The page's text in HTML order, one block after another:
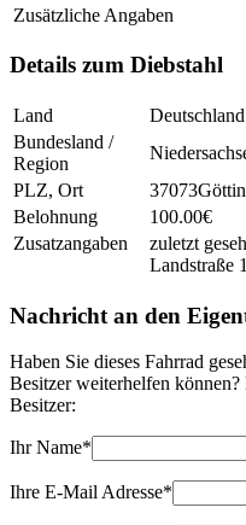
Zusätzliche Angaben
Details zum Diebstahl
Land
Deutschland
Bundesland /
Region
PLZ, Ort
Belohnung
100.00€
Zusatzangaben
zuletzt
Landstraße 1
Nachricht an den
Haben Sie dieses Fahrrad
Besitzer weiterhelfen
Besitzer:
Ihr Name*
Ihre E-Mail Adresse*